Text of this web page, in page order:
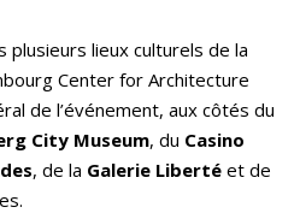
plusieurs lieux culturels de la
Center for Architecture
de l’événement, aux côtés du
City Museum, du Casino
, de la Galerie Liberté et de